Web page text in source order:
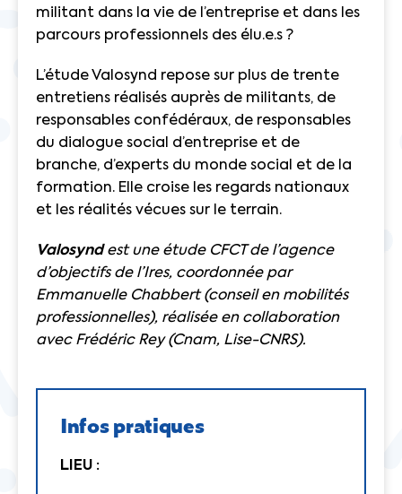
militant dans la vie de l’entreprise et dans les
parcours professionnels des élu.e.s ?
L’étude Valosynd repose sur plus de trente
entretiens réalisés auprès de militants, de
responsables confédéraux, de responsables
du dialogue social d’entreprise et de
branche, d’experts du monde social et de la
formation. Elle croise les regards nationaux
et les réalités vécues sur le terrain.
Valosyndest une étude CFCT de l’agence
d’objectifs de l’Ires, coordonnée par
Emmanuelle Chabbert (conseil en mobilités
professionnelles), réalisée en collaboration
avec Frédéric Rey (Cnam, Lise-CNRS).
Infos pratiques
LIEU :